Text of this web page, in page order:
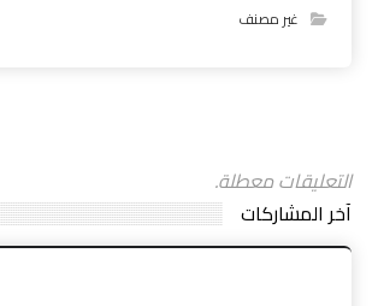
غير مصنف
التعليقات معطلة.
آخر المشاركات